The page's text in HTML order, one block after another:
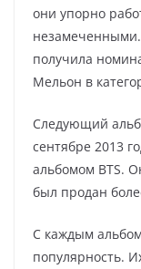
они упорно
получила
Мельон в
Следующий
сентябре 2013
альбомом BTS.
был продан
С каждым
популярность.